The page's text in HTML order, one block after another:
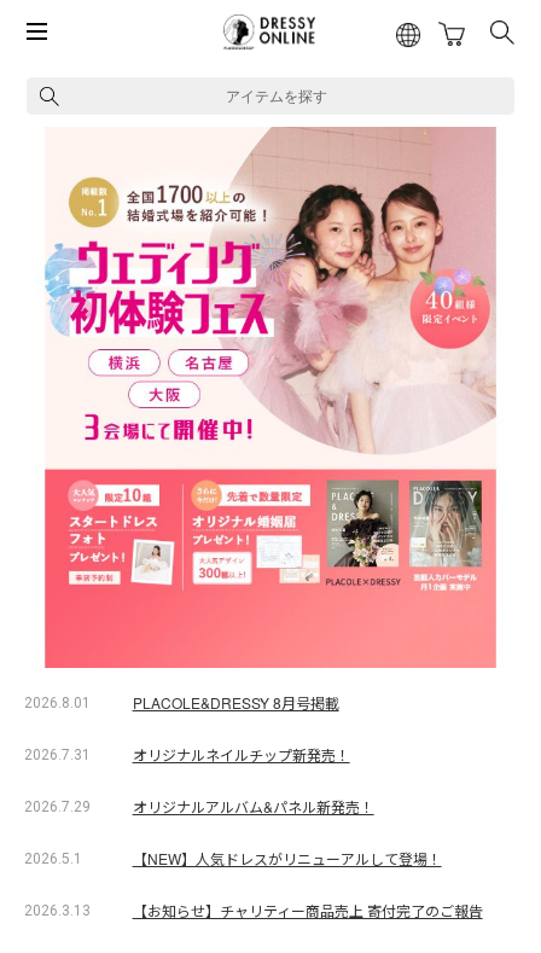
アイテムを探す
2026.8.01 PLACOLE&DRESSY 8月号掲載
2026.7.31 オリジナルネイルチップ新発売！
2026.7.29 オリジナルアルバム&パネル新発売！
2026.5.1 【NEW】人気ドレスがリニューアルして登場！
2026.3.13 【お知らせ】チャリティー商品売上 寄付完了のご報告